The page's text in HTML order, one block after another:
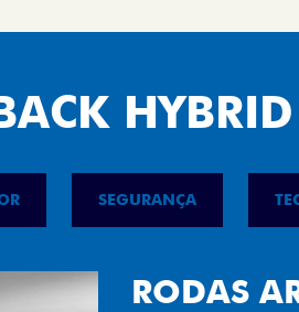
HYBRID
SEGURANÇA
FAROL